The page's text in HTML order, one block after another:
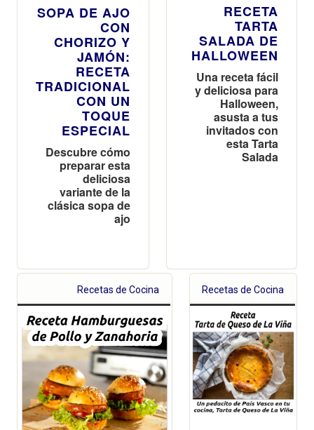
SOPA DE AJO
CON
CHORIZO Y
JAMÓN:
RECETA
TRADICIONAL
CON UN
TOQUE
ESPECIAL
Descubre cómo
preparar esta
deliciosa
variante de la
clásica sopa de
ajo
RECETA
TARTA
SALADA DE
HALLOWEEN
Una receta fácil
y deliciosa para
Halloween,
asusta a tus
invitados con
esta Tarta
Salada
Recetas de Cocina Recetas de Cocina